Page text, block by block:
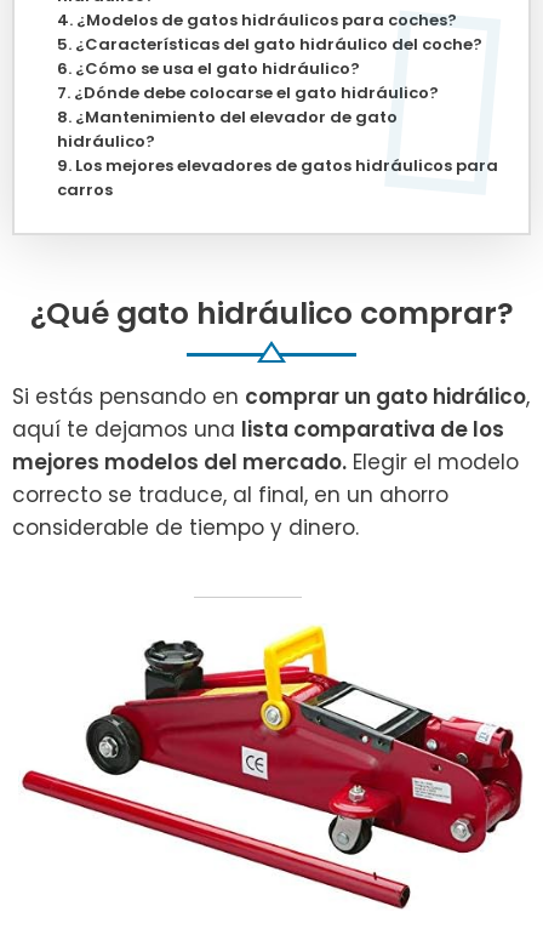
¿Modelos de gatos hidráulicos para coches?
¿Características del gato hidráulico del coche?
¿Cómo se usa el gato hidráulico?
¿Dónde debe colocarse el gato hidráulico?
¿Mantenimiento del elevador de gato
hidráulico?
Los mejores elevadores de gatos hidráulicos para
carros
¿Qué gato hidráulico comprar?
Si estás pensando en comprar un gato hidrálico,
aquí te dejamos una lista comparativa de los
mejores modelos del mercado. Elegir el modelo
correcto se traduce, al final, en un ahorro
considerable de tiempo y dinero.